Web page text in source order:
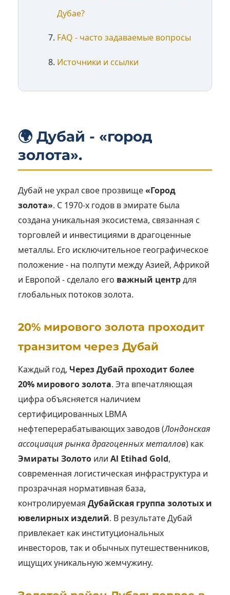
Дубае?
FAQ - часто задаваемые вопросы
Источники и ссылки
🌍 Дубай - «город
золота».
Дубай не украл свое прозвище«Город
золота». С 1970-х годов в эмирате была
создана уникальная экосистема, связанная с
торговлей и инвестициями в драгоценные
металлы. Его исключительное географическое
положение - на полпути между Азией, Африкой
и Европой - сделало его важный центрдля
глобальных потоков золота.
20% мирового золота проходит
транзитом через Дубай
Каждый год, Через Дубай проходит более
20% мирового золота. Эта впечатляющая
цифра объясняется наличием
сертифицированных LBMA
нефтеперерабатывающих заводов (Лондонская
ассоциация рынка драгоценных металлов) как
Эмираты Золото или Al Etihad Gold,
современная логистическая инфраструктура и
прозрачная нормативная база,
контролируемая Дубайская группа золотых и
ювелирных изделий. В результате Дубай
привлекает как институциональных
инвесторов, так и обычных путешественников,
ищущих уникальную жемчужину.